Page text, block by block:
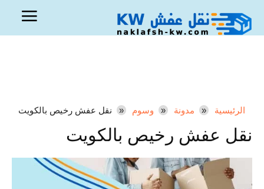
الرئيسية مدونة وسوم نقل عفش رخيص بالكويت
نقل عفش رخيص بالكويت